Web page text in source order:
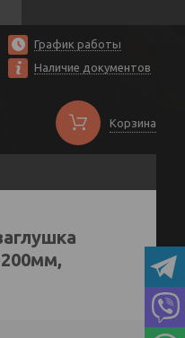
График работы
Наличие документов
Корзина